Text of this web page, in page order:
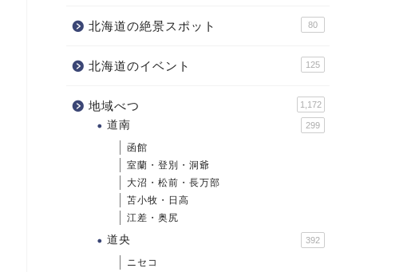
北海道の絶景スポット 80
北海道のイベント 125
地域べつ 1,172
道南 299
函館
室蘭・登別・洞爺
大沼・松前・長万部
苫小牧・日高
江差・奥尻
道央 392
ニセコ